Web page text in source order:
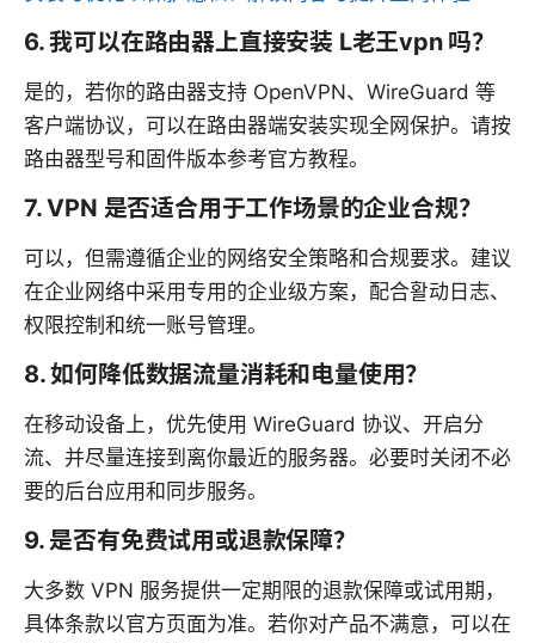
6. 我可以在路由器上直接安装 L老王vpn 吗？
是的，若你的路由器支持 OpenVPN、WireGuard 等
客户端协议，可以在路由器端安装实现全网保护。请按
路由器型号和固件版本参考官方教程。
7. VPN 是否适合用于工作场景的企业合规？
可以，但需遵循企业的网络安全策略和合规要求。建议
在企业网络中采用专用的企业级方案，配合활动日志、
权限控制和统一账号管理。
8. 如何降低数据流量消耗和电量使用？
在移动设备上，优先使用 WireGuard 协议、开启分
流、并尽量连接到离你最近的服务器。必要时关闭不必
要的后台应用和同步服务。
9. 是否有免费试用或退款保障？
大多数 VPN 服务提供一定期限的退款保障或试用期，
具体条款以官方页面为准。若你对产品不满意，可以在